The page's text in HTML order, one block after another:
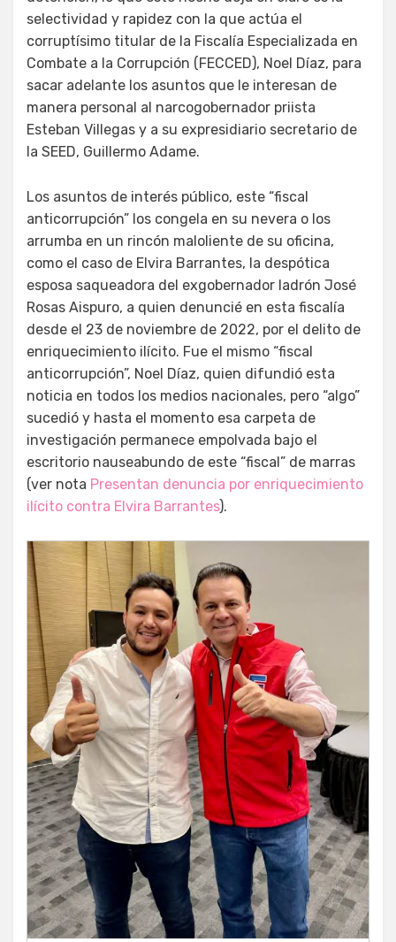
selectividad y rapidez con la que actúa el
corruptísimo titular de la Fiscalía Especializada en
Combate a la Corrupción (FECCED), Noel Díaz, para
sacar adelante los asuntos que le interesan de
manera personal al narcogobernador priista
Esteban Villegas y a su expresidiario secretario de
la SEED, Guillermo Adame.
Los asuntos de interés público, este “fiscal
anticorrupción” los congela en su nevera o los
arrumba en un rincón maloliente de su oficina,
como el caso de Elvira Barrantes, la despótica
esposa saqueadora del exgobernador ladrón José
Rosas Aispuro, a quien denuncié en esta fiscalía
desde el 23 de noviembre de 2022, por el delito de
enriquecimiento ilícito. Fue el mismo “fiscal
anticorrupción”, Noel Díaz, quien difundió esta
noticia en todos los medios nacionales, pero “algo”
sucedió y hasta el momento esa carpeta de
investigación permanece empolvada bajo el
escritorio nauseabundo de este “fiscal” de marras
(ver nota Presentan denuncia por enriquecimiento
ilícito contra Elvira Barrantes).